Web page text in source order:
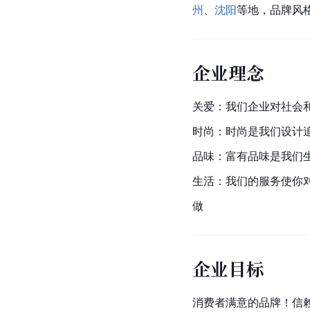
州
沈阳等地，品牌风
企业理念
关爱：我们企业对社会
时尚：时尚是我们设计
品味：富有品味是我们
生活：我们的服务使你
做
企业目标
消费者满意的品牌！信